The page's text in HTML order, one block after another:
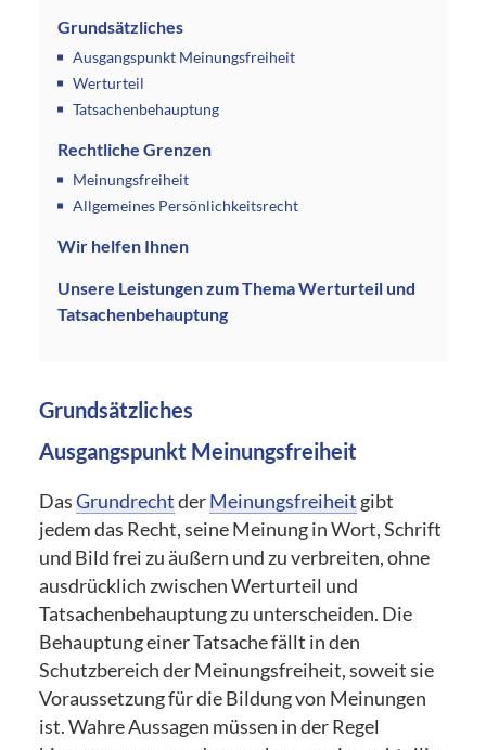
Grundsätzliches
Ausgangspunkt Meinungsfreiheit
Werturteil
Tatsachenbehauptung
Rechtliche Grenzen
Meinungsfreiheit
Allgemeines Persönlichkeitsrecht
Wir helfen Ihnen
Unsere Leistungen zum Thema Werturteil und
Tatsachenbehauptung
Grundsätzliches
Ausgangspunkt Meinungsfreiheit
DasGrundrechtderMeinungsfreiheitgibt
jedem das Recht, seine Meinung in Wort, Schrift
und Bild frei zu äußern und zu verbreiten, ohne
ausdrücklich zwischen Werturteil und
Tatsachenbehauptung zu unterscheiden. Die
Behauptung einer Tatsache fällt in den
Schutzbereich der Meinungsfreiheit, soweit sie
Voraussetzung für die Bildung von Meinungen
ist. Wahre Aussagen müssen in der Regel